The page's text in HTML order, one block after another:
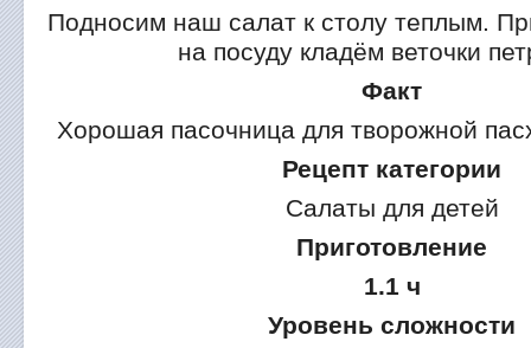
Подносим наш салат к столу теплым.
на посуду кладём веточки
Факт
Хорошая пасочница для творожной
Рецепт категории
Салаты для детей
Приготовление
1.1 ч
Уровень сложности